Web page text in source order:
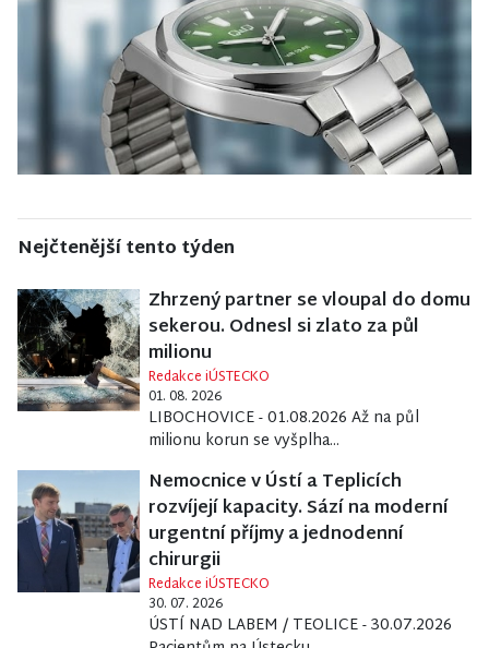
Nejčtenější tento týden
Zhrzený partner se vloupal do domu
sekerou. Odnesl si zlato za půl
milionu
Redakce iÚSTECKO
01. 08. 2026
LIBOCHOVICE - 01.08.2026 Až na půl
milionu korun se vyšplha...
Nemocnice v Ústí a Teplicích
rozvíjejí kapacity. Sází na moderní
urgentní příjmy a jednodenní
chirurgii
Redakce iÚSTECKO
30. 07. 2026
ÚSTÍ NAD LABEM / TEOLICE - 30.07.2026